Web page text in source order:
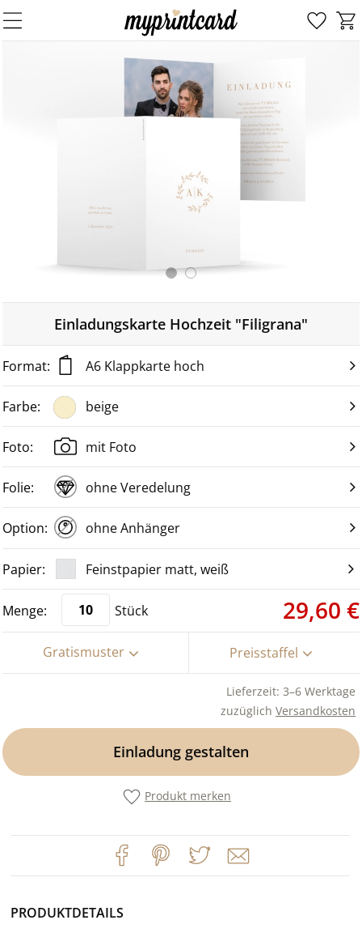
Einladungskarte Hochzeit "Filigrana"
A6 Klappkarte hoch
beige
mit Foto
ohne Veredelung
ohne Anhänger
Feinstpapier matt, weiß
Stück 29,60 €
Gratismuster Preisstaffel
Lieferzeit: 3–6 Werktage
zuzüglich Versandkosten
Einladung gestalten
Produkt merken
PRODUKTDETAILS